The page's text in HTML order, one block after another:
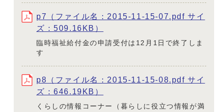
p7（ファイル名：2015-11-15-07.pdf サイ
ズ：509.16KB）
臨時福祉給付金の申請受付は12月1日で終了しま
す
p8（ファイル名：2015-11-15-08.pdf サイ
ズ：646.19KB）
くらしの情報コーナー（暮らしに役立つ情報が満